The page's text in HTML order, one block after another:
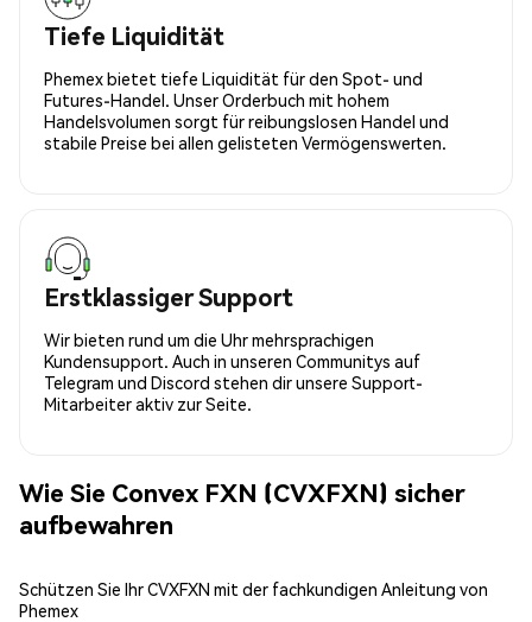
Tiefe Liquidität
Phemex bietet tiefe Liquidität für den Spot- und
Futures-Handel. Unser Orderbuch mit hohem
Handelsvolumen sorgt für reibungslosen Handel und
stabile Preise bei allen gelisteten Vermögenswerten.
Erstklassiger Support
Wir bieten rund um die Uhr mehrsprachigen
Kundensupport. Auch in unseren Communitys auf
Telegram und Discord stehen dir unsere Support-
Mitarbeiter aktiv zur Seite.
Wie Sie Convex FXN (CVXFXN) sicher
aufbewahren
Schützen Sie Ihr CVXFXN mit der fachkundigen Anleitung von
Phemex